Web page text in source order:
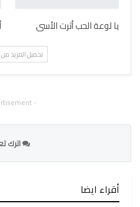
يا لوعة الحب أثرت الأسى
تحميل المزيد
-
اترك
أقراء ايضا